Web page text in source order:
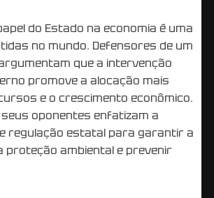
do Estado na economia é uma
no mundo. Defensores de um
que a intervenção
promove a alocação mais
e o crescimento econômico.
oponentes enfatizam a
regulação estatal para garantir a
proteção ambiental e prevenir